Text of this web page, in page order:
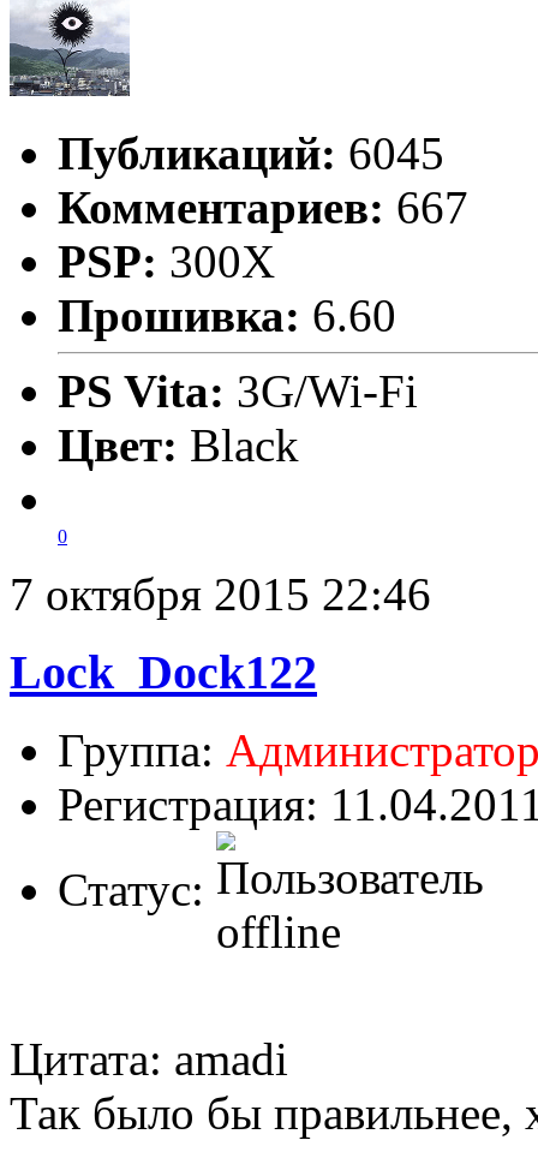
Публикаций: 6045
Комментариев: 667
PSP: 300X
Прошивка: 6.60
PS Vita: 3G/Wi-Fi
Цвет: Black
0
7 октября 2015 22:46
Lock_Dock122
Группа:
Регистрация:
Статус:
Цитата: amadi
Так было бы правильнее,